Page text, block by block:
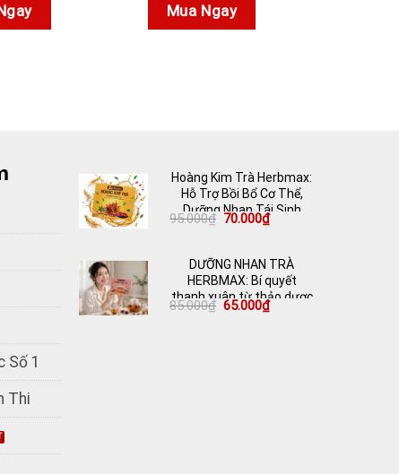
Mua Ngay
Số 1
Thi
Hoàng Kim Trà Herbmax:
Hỗ Trợ Bồi Bổ Cơ Thể,
Dưỡng Nhan Tái Sinh
95.000₫ Giá
95.000₫.
70.000₫Giá
hiện
là:
70.000₫.
DƯỠNG NHAN TRÀ
HERBMAX: Bí quyết
thanh xuân từ thảo dược
thiên nhiên
85.000₫ Giá
65.000₫Giá
hiện